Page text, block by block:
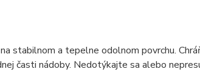
stabilnom a tepelne odolnom povrchu.
časti nádoby. Nedotýkajte sa alebo